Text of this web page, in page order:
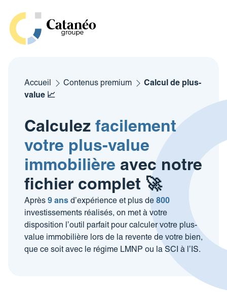
contenu
Notre méthode
Nos réalisations
Où investir ?
Villefranche
Villeurbanne
Saint Etienne
Mâcon
Depuis l’étranger
Rénovation
Calculez votre budget travaux
Nos offres de gestion
Nos biens à louer
Notre accompagnement
Nos biens à la vente
Notre groupe
Qui sommes-nous
Notre équipe
Nous rejoindre
Avis clients & témoignages
Revue de presse
Nos coordonnées
Nos ressources
Nos partenaires
Actualités & conseils
Glossaire immobilier
Galerie
Nos simulateurs
Dossier d’investissement type
Estimez votre bien
Impôt sur la plus-value
Lancer mon projet
Accueil Contenus premium
Calcul de plus-
value 📈
Calculez facilement
votre plus-value
immobilière avec notre
fichier complet 🚀
Après 9 ans d’expérience et plus de 800
investissements réalisés, on met à votre
disposition l’outil parfait pour calculer votre plus-
value immobilière lors de la revente de votre bien,
que ce soit avec le régime LMNP ou la SCI à l’IS.